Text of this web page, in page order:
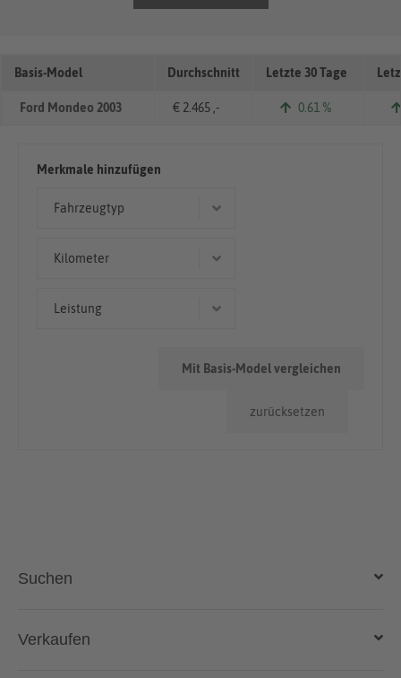
Basis-Model Durchschnitt Letzte 30 Tage
Ford Mondeo 2003 € 2.465 ,- 0.61 %
Merkmale hinzufügen
Fahrzeugtyp
Kilometer
Leistung
zurücksetzen
Mit Basis-Model vergleichen
Suchen
Auto kaufen
Verkaufen